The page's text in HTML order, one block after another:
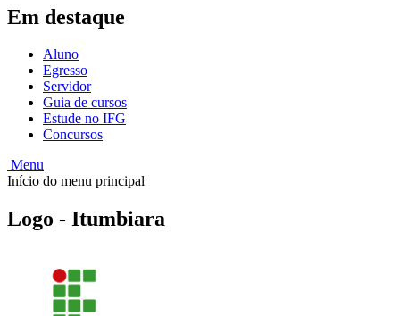
Em destaque
Aluno
Egresso
Servidor
Guia de cursos
Estude no IFG
Concursos
Menu
Início do menu principal
Logo - Itumbiara